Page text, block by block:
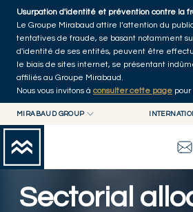
Skip to main content
Usurpation d'identité et prévention contre la
Le Groupe Mirabaud attire l’attention du
tentatives de fraude, se basant notamment
d'identité de ses entités, peuvent être
le biais de sites internet, se présentant
affiliés au Groupe Mirabaud.
Nous vous invitons à consulter cette page
MIRABAUD GROUP
MIRABAUD ASSET MANAGEMENT
MIRABAUD INVESTMENTS
GROUPE MIRABAUD
THE VIEW
Accueil
Sectorial